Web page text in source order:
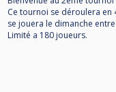
Ce tournoi se déroulera en
se jouera le dimanche
Limité a 180 joueurs.